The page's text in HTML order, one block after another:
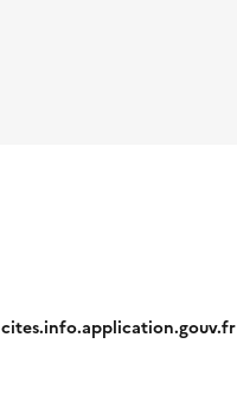
cites.info.application.gouv.fr